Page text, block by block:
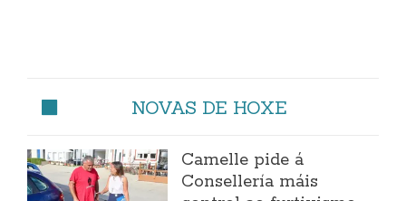
NOVAS DE HOXE
Camelle pide á
Consellería máis